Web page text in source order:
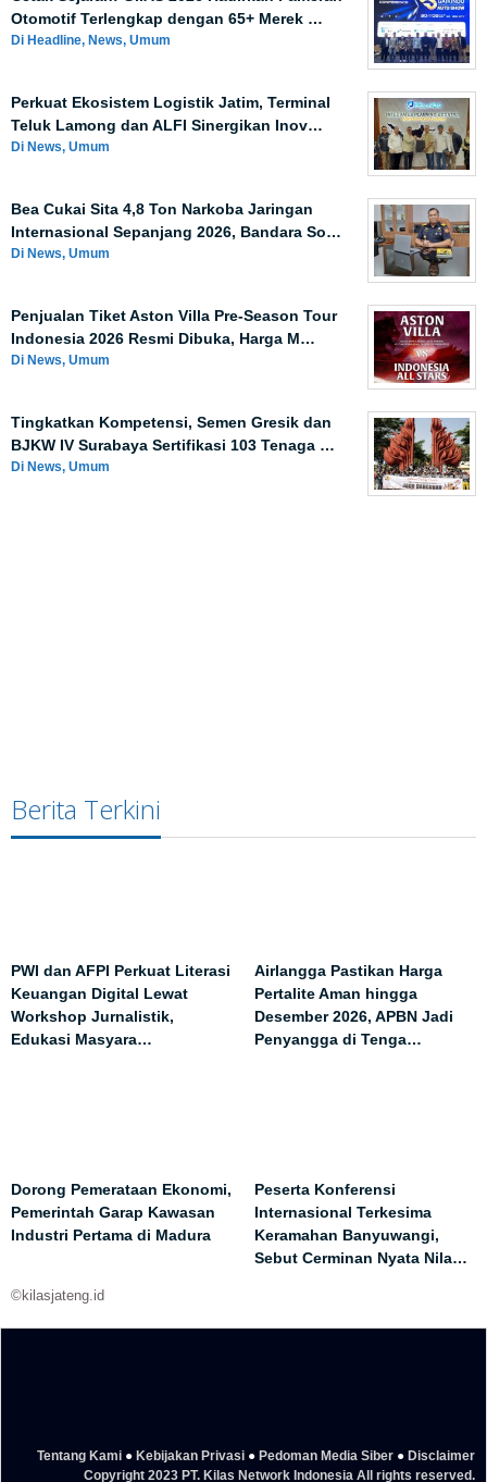
Otomotif Terlengkap dengan 65+ Merek …
Di Headline, News, Umum
Perkuat Ekosistem Logistik Jatim, Terminal
Teluk Lamong dan ALFI Sinergikan Inov…
Di News, Umum
Bea Cukai Sita 4,8 Ton Narkoba Jaringan
Internasional Sepanjang 2026, Bandara So…
Di News, Umum
Penjualan Tiket Aston Villa Pre-Season Tour
Indonesia 2026 Resmi Dibuka, Harga M…
Di News, Umum
Tingkatkan Kompetensi, Semen Gresik dan
BJKW IV Surabaya Sertifikasi 103 Tenaga …
Di News, Umum
Berita Terkini
PWI dan AFPI Perkuat Literasi
Keuangan Digital Lewat
Workshop Jurnalistik,
Edukasi Masyara…
Airlangga Pastikan Harga
Pertalite Aman hingga
Desember 2026, APBN Jadi
Penyangga di Tenga…
Dorong Pemerataan Ekonomi,
Pemerintah Garap Kawasan
Industri Pertama di Madura
Peserta Konferensi
Internasional Terkesima
Keramahan Banyuwangi,
Sebut Cerminan Nyata Nila…
©kilasjateng.id
Tentang Kami ● Kebijakan Privasi ● Pedoman Media Siber ● Disclaimer
Copyright 2023 PT. Kilas Network Indonesia All rights reserved.